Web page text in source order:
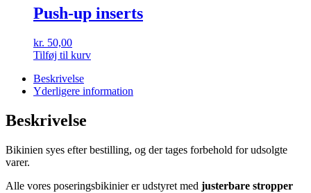
Push-up inserts
kr. 50,00
Tilføj til kurv
Beskrivelse
Yderligere information
Beskrivelse
Bikinien syes efter bestilling, og der tages forbehold for udsolgte
varer.
Alle vores poseringsbikinier er udstyret med justerbare stropper